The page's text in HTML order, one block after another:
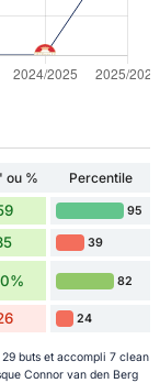
ou %
Percentile
95
39
82
24
buts et accompli 7 clean
Connor van den Berg